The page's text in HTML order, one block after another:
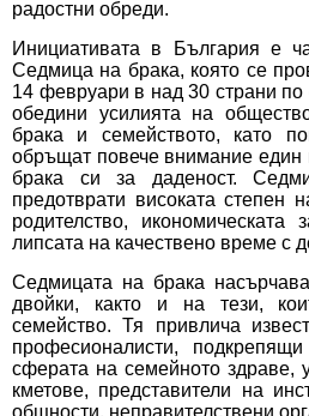
радостни обреди.
Инициативата в България е
Седмица на брака, която се
14 февруари в над 30 страни по
обедини усилията на
брака и семейството, като
обръщат повече внимание един
брака си за даденост.
предотврати високата степен
родителство, икономическата
липсата на качествено време с
Седмицата на брака
двойки, както и на тези,
семейство. Тя привлича
професионалисти,
сферата на семейното здраве,
кметове, представители на
общности, неправителствени